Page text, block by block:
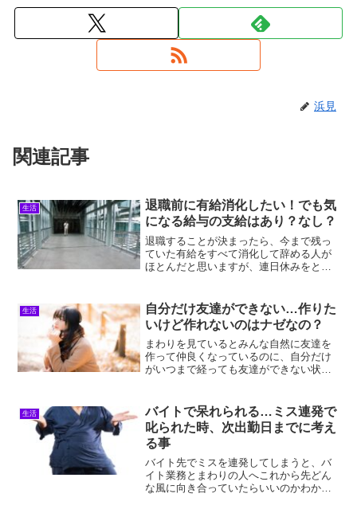
浜見
関連記事
生活
退職前に有給消化したい！でも気
になる給与の支給はあり？なし？
退職することが決まったら、今まで残っ
ていた有給をすべて消化して辞める人が
ほとんだと思いますが、連日休みをとっ
り全日を消化しちゃったりして果たして
もらえるのかな？有給休暇...
生活
自分だけ友達ができない…作りた
いけど作れないのはナゼなの？
まわりを見ているとみんな自然に友達を
作って仲良くなっているのに、自分だけ
がいつまで経っても友達ができない状態
そもの原因がわからなかったり、まわり
から取り残されていくよう...
生活
バイトで呆れられる…ミス連発で
叱られた時、次出勤日までに考え
る事
バイト先でミスを連発してしまうと、バ
イト業務とまわりの人へこれから先どん
な風に向き合っていたらいいのかわから